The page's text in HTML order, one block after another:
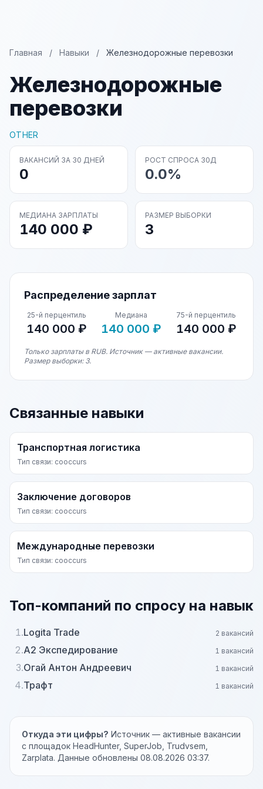
Главная / Навыки / Железнодорожные перевозки
Железнодорожные
перевозки
OTHER
ВАКАНСИЙ ЗА 30 ДНЕЙ
0
РОСТ СПРОСА 30Д
0.0%
МЕДИАНА ЗАРПЛАТЫ
140 000 ₽
РАЗМЕР ВЫБОРКИ
3
Распределение зарплат
25-й перцентиль
140 000 ₽
Медиана
140 000 ₽
75-й перцентиль
140 000 ₽
Только зарплаты в RUB. Источник — активные вакансии.
Размер выборки: 3.
Связанные навыки
Транспортная логистика
Тип связи: cooccurs
Заключение договоров
Тип связи: cooccurs
Международные перевозки
Тип связи: cooccurs
Топ-компаний по спросу на навык
1.Logita Trade 2 вакансий
2.А2 Экспедирование 1 вакансий
3.Огай Антон Андреевич 1 вакансий
4.Трафт 1 вакансий
Откуда эти цифры? Источник — активные вакансии
с площадок HeadHunter, SuperJob, Trudvsem,
Zarplata. Данные обновлены 08.08.2026 03:37.